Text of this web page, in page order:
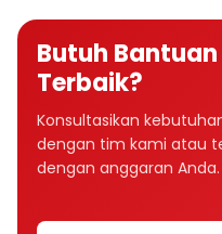
Butuh Bantuan
Terbaik?
Konsultasikan
dengan tim kami atau
dengan anggaran Anda.